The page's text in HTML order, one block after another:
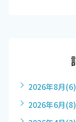
2026年8月(6)
2026年6月(8)